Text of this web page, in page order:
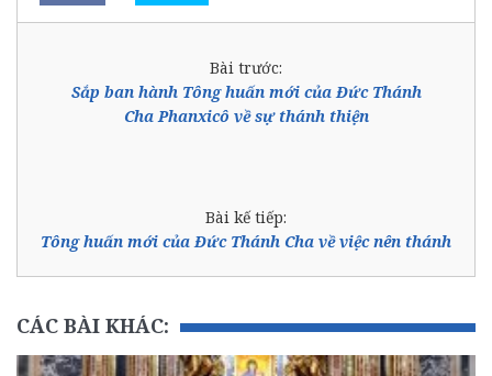
Bài trước:
Sắp ban hành Tông huấn mới của Đức Thánh
Cha Phanxicô về sự thánh thiện
Bài kế tiếp:
Tông huấn mới của Đức Thánh Cha về việc nên thánh
CÁC BÀI KHÁC: